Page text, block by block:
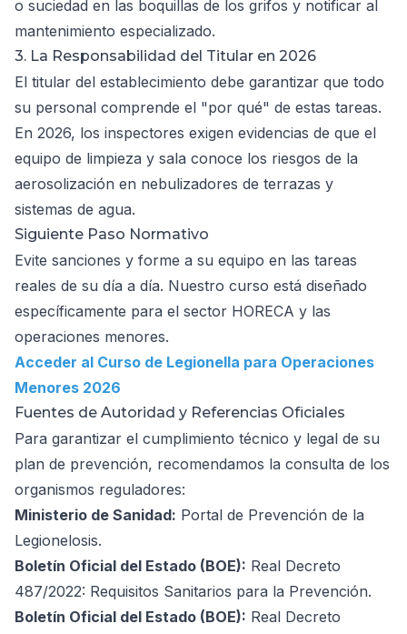
o suciedad en las boquillas de los grifos y notificar al
mantenimiento especializado.
3. La Responsabilidad del Titular en 2026
El titular del establecimiento debe garantizar que todo
su personal comprende el "por qué" de estas tareas.
En 2026, los inspectores exigen evidencias de que el
equipo de limpieza y sala conoce los riesgos de la
aerosolización en nebulizadores de terrazas y
sistemas de agua.
Siguiente Paso Normativo
Evite sanciones y forme a su equipo en las tareas
reales de su día a día. Nuestro curso está diseñado
específicamente para el sector HORECA y las
operaciones menores.
Acceder al Curso de Legionella para Operaciones
Menores 2026
Fuentes de Autoridad y Referencias Oficiales
Para garantizar el cumplimiento técnico y legal de su
plan de prevención, recomendamos la consulta de los
organismos reguladores:
Ministerio de Sanidad: Portal de Prevención de la
Legionelosis.
Boletín Oficial del Estado (BOE): Real Decreto
487/2022: Requisitos Sanitarios para la Prevención.
Boletín Oficial del Estado (BOE): Real Decreto